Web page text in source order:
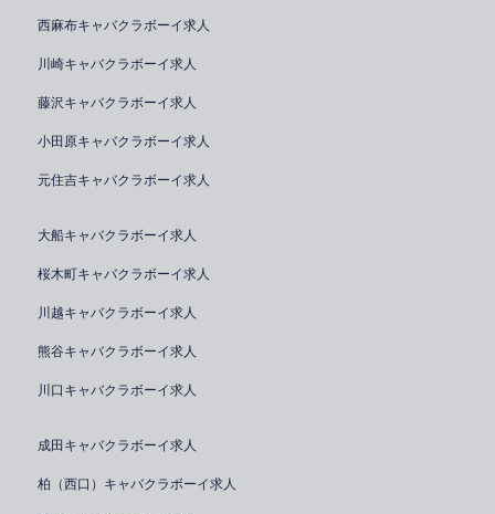
西麻布キャバクラボーイ求人
川崎キャバクラボーイ求人
藤沢キャバクラボーイ求人
小田原キャバクラボーイ求人
元住吉キャバクラボーイ求人
大船キャバクラボーイ求人
桜木町キャバクラボーイ求人
川越キャバクラボーイ求人
熊谷キャバクラボーイ求人
川口キャバクラボーイ求人
成田キャバクラボーイ求人
柏（西口）キャバクラボーイ求人